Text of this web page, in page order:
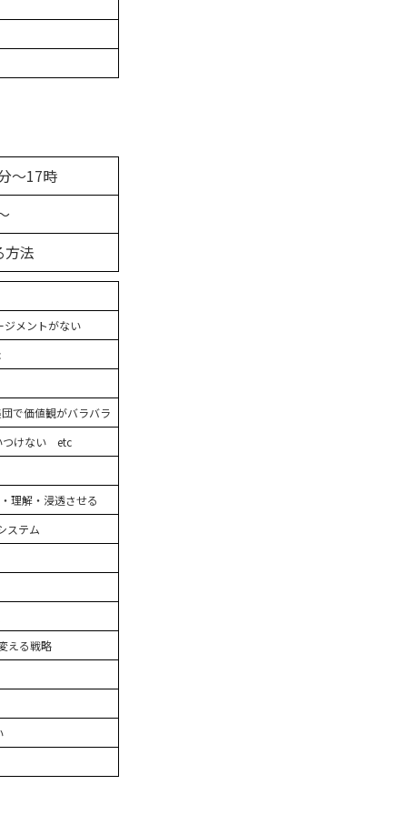
～17時
方法
ジメントがない
で価値観がバラバラ
つけない etc
理解・浸透させる
ステム
える戦略